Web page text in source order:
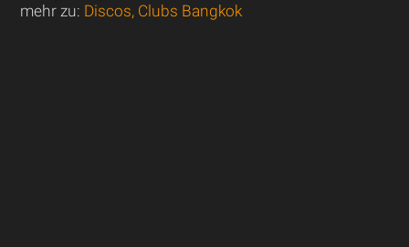
mehr zu: Discos, Clubs Bangkok